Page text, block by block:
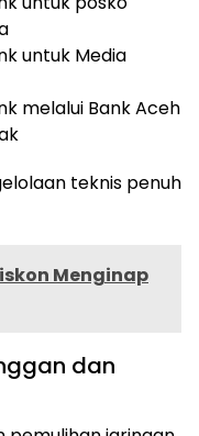
untuk Media
melalui Bank Aceh
teknis penuh
Menginap
dan